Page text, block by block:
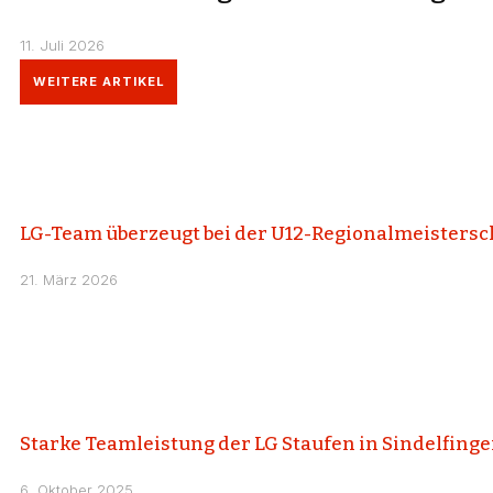
11. Juli 2026
WEITERE ARTIKEL
LG-Team überzeugt bei der U12-
21. März 2026
Starke Teamleistung der LG Staufen in